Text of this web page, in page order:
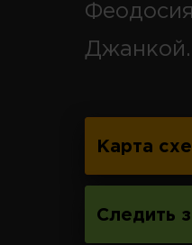
Джанкой.
Карта
Следить